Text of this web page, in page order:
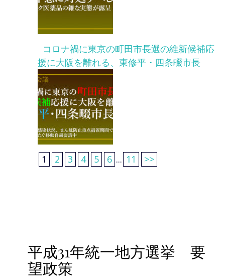
コロナ禍に東京の町田市長選の維新候補応
援に大阪を離れる、東修平・四条畷市長
1 2 3 4 5 6 ... 11 >>
平成31年統一地方選挙 要
望政策